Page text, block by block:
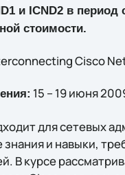
и ICND2 в период
стоимости.
Cisco
15 – 19 июня
для сетевых
и навыки,
В курсе